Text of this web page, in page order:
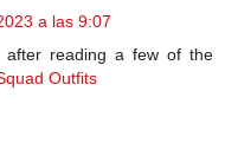
a las 9:07
after reading a few of the
Outfits